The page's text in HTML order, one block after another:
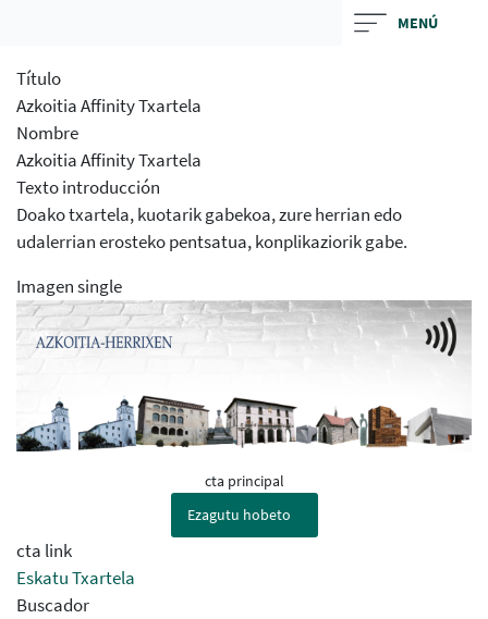
MENÚ
Título
Azkoitia Affinity Txartela
Nombre
Azkoitia Affinity Txartela
Texto introducción
Doako txartela, kuotarik gabekoa, zure herrian edo
udalerrian erosteko pentsatua, konplikaziorik gabe.
Imagen single
cta principal
Ezagutu hobeto
cta link
Eskatu Txartela
Buscador